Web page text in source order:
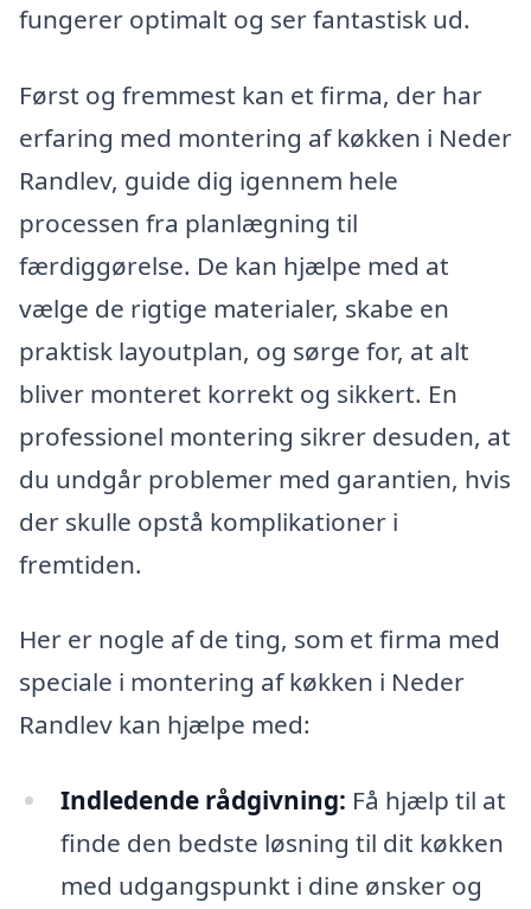
fungerer optimalt og ser fantastisk ud.
Først og fremmest kan et firma, der har
erfaring med montering af køkken i Neder
Randlev, guide dig igennem hele
processen fra planlægning til
færdiggørelse. De kan hjælpe med at
vælge de rigtige materialer, skabe en
praktisk layoutplan, og sørge for, at alt
bliver monteret korrekt og sikkert. En
professionel montering sikrer desuden, at
du undgår problemer med garantien, hvis
der skulle opstå komplikationer i
fremtiden.
Her er nogle af de ting, som et firma med
speciale i montering af køkken i Neder
Randlev kan hjælpe med:
Indledende rådgivning: Få hjælp til at
finde den bedste løsning til dit køkken
med udgangspunkt i dine ønsker og